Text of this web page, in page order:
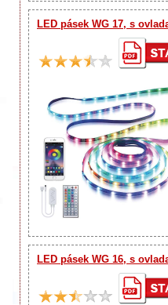
LED pásek WG 17, s
LED pásek WG 16, s